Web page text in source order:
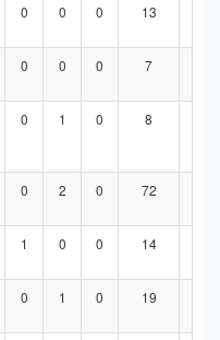
0 0 0 13
0 0 0 7
0 1 0 8
0 2 0 72
1 0 0 14
0 1 0 19